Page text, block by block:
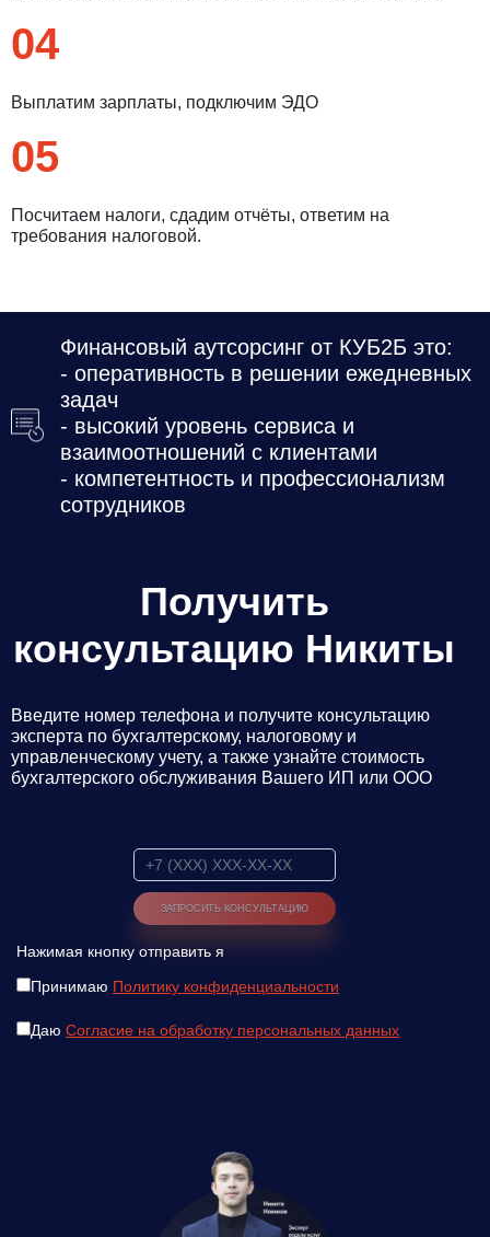
04
Выплатим зарплаты, подключим ЭДО
05
Посчитаем налоги, сдадим отчёты, ответим на
требования налоговой.
Финансовый аутсорсинг от КУБ2Б это:
- оперативность в решении ежедневных
задач
- высокий уровень сервиса и
взаимоотношений с клиентами
- компетентность и профессионализм
сотрудников
Получить
консультацию Никиты
Введите номер телефона и получите консультацию
эксперта по бухгалтерскому, налоговому и
управленческому учету, а также узнайте стоимость
бухгалтерского обслуживания Вашего ИП или ООО
Нажимая кнопку отправить я
Принимаю Политику конфиденциальности
Даю Согласие на обработку персональных данных
Нажимая кнопку отправить я
Политику конфиденциальности